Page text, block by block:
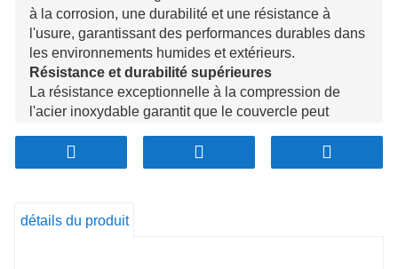
à la corrosion, une durabilité et une résistance à
l'usure, garantissant des performances durables dans
les environnements humides et extérieurs.
Résistance et durabilité supérieures
La résistance exceptionnelle à la compression de
l'acier inoxydable garantit que le couvercle peut
soumis à de fortes contraintes sans déformation, tout
en conservant à la fois l'intégrité structurelle et l'attrait
La conception unique des fentes favorise un débit
détails du produit